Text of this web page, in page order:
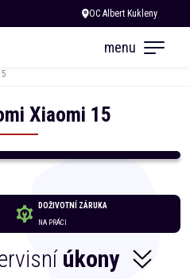
Dnes otevřeno do 18:00
menu
Xiaomi 15
DOŽIVOTNÍ ZÁRUKA
NA PRÁCI
úkony